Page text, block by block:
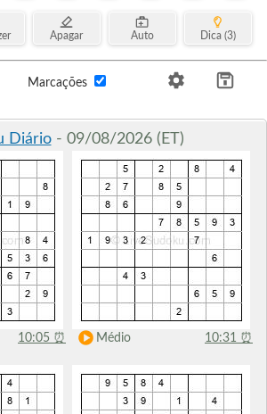
Apagar Auto Dica (3)
Marcações
Diário- 09/08/2026 (ET)
10:05 ⏰ Médio 10:31 ⏰